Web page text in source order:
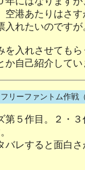
空港あたりはさ
入れたいのですが
入れさせても
か自己紹介して
リーファントム作戦
５作目。２・
レすると面白